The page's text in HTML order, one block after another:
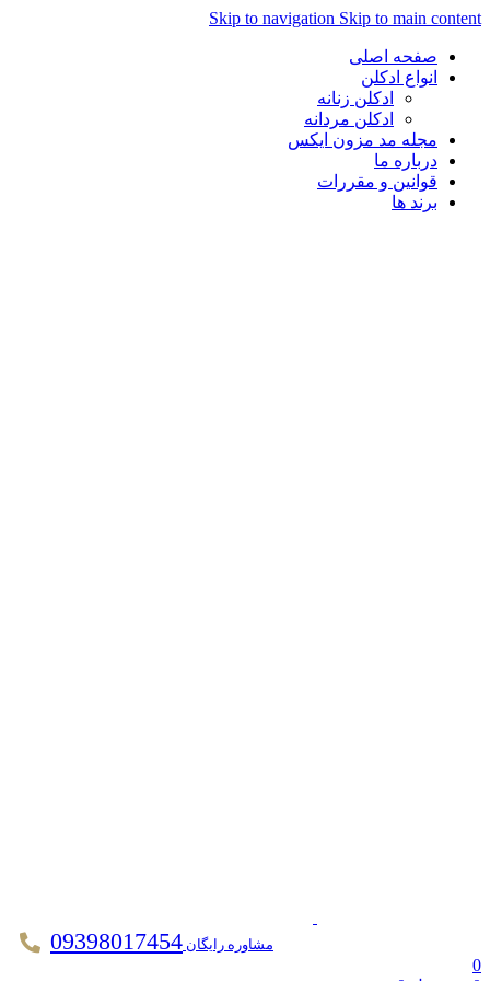
Skip to navigationSkip to
اصلی
ادکلن
ادکلن زنانه
ادکلن مردانه
مد مزون ایکس
ما
و مقررات
مشاوره رایگان09398017454